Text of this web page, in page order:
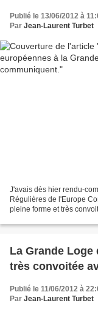
Publié le 13/06/2012 à
Par Jean-Laurent Turbet
J'avais dès hier rendu-
Régulières de l'Europe
pleine forme et très
La Grande Loge
très convoitée
Publié le 11/06/2012 à
Par Jean-Laurent Turbet